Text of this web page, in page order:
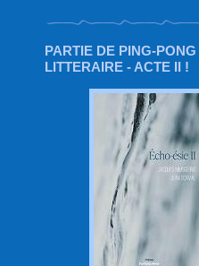
PARTIE DE PING-PONG
LITTERAIRE - ACTE II !